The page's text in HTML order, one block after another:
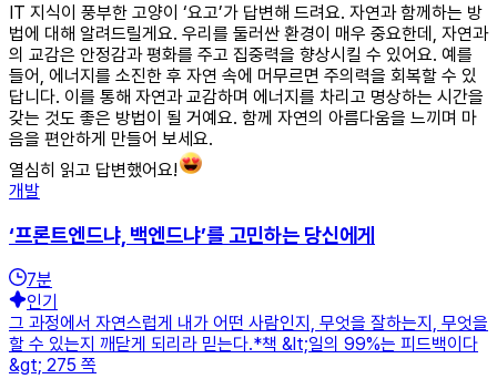
IT 지식이 풍부한 고양이 ‘요고’가 답변해 드려요. 자연과 함께하는 방
법에 대해 알려드릴게요. 우리를 둘러싼 환경이 매우 중요한데, 자연과
의 교감은 안정감과 평화를 주고 집중력을 향상시킬 수 있어요. 예를
들어, 에너지를 소진한 후 자연 속에 머무르면 주의력을 회복할 수 있
답니다. 이를 통해 자연과 교감하며 에너지를 차리고 명상하는 시간을
갖는 것도 좋은 방법이 될 거예요. 함께 자연의 아름다움을 느끼며 마
음을 편안하게 만들어 보세요.
열심히 읽고 답변했어요!
개발
‘프론트엔드냐, 백엔드냐’를 고민하는 당신에게
7분
인기
그 과정에서 자연스럽게 내가 어떤 사람인지, 무엇을 잘하는지, 무엇을
할 수 있는지 깨닫게 되리라 믿는다.*책 &lt;일의 99%는 피드백이다
&gt; 275 쪽